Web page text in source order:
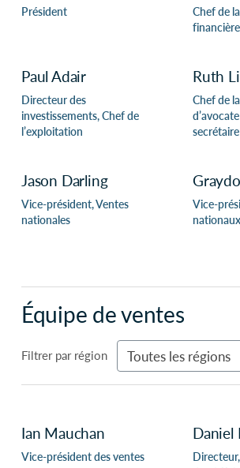
Président
Chef de
financière
Paul Adair
Directeur des
investissements, Chef de
l’exploitation
Ruth
Chef de
Jason Darling
Vice-président, Ventes
nationales
Vice-
nationaux
Équipe de ventes
Filtrer par région Toutes les régions
Ian Mauchan
Vice-président des ventes
Daniel